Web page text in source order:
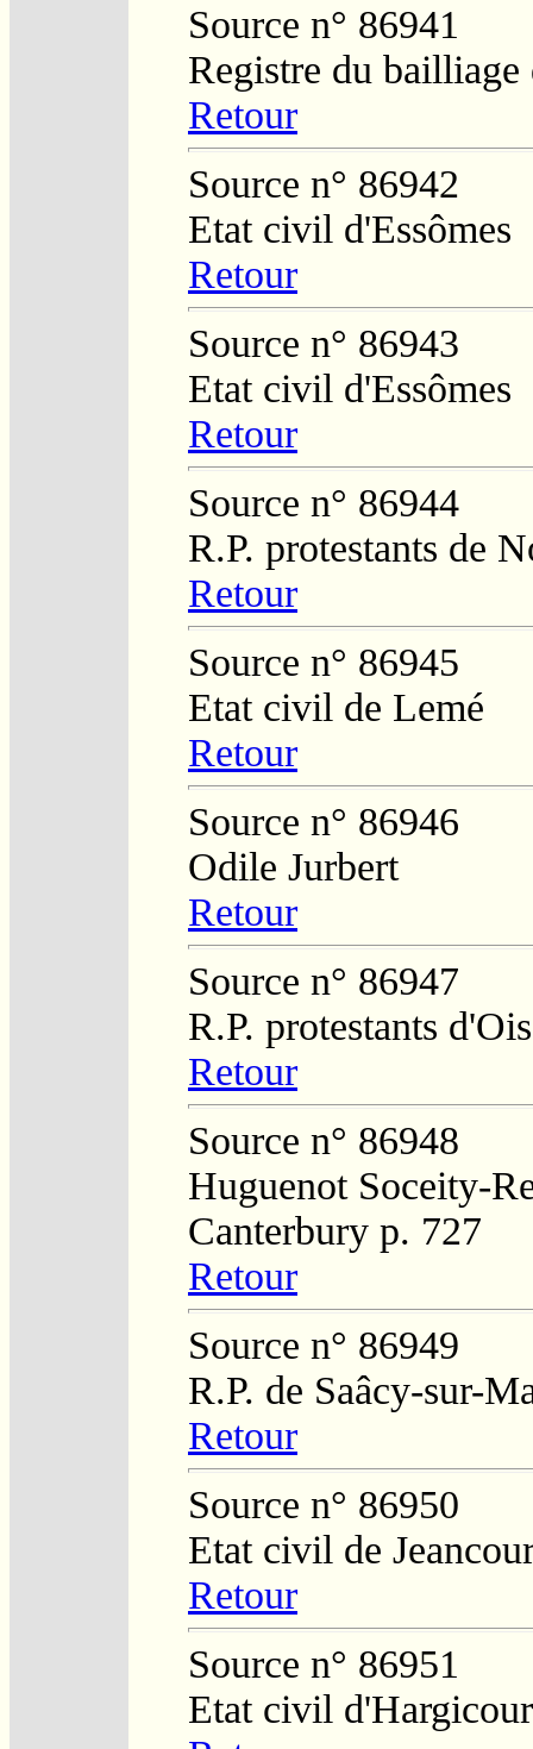
Source n° 86941
Registre du
Retour
Source n° 86942
Etat civil d'Essômes
Retour
Source n° 86943
Etat civil d'Essômes
Retour
Source n° 86944
R.P. protestants de
Retour
Source n° 86945
Etat civil de Lemé
Retour
Source n° 86946
Odile Jurbert
Retour
Source n° 86947
R.P. protestants
Retour
Source n° 86948
Huguenot Soceity-
Canterbury p. 727
Retour
Source n° 86949
R.P. de Saâcy-sur-
Retour
Source n° 86950
Etat civil de
Retour
Source n° 86951
Etat civil